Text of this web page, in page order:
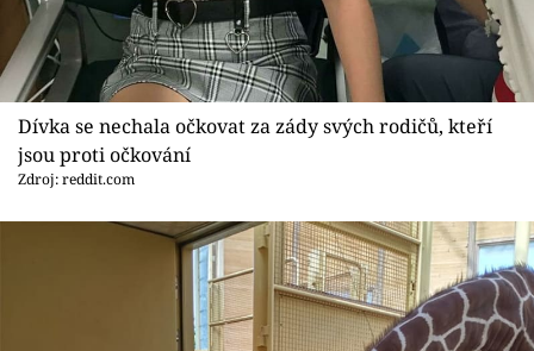
Dívka se nechala očkovat za zády svých rodičů, kteří
jsou proti očkování
Zdroj: reddit.com